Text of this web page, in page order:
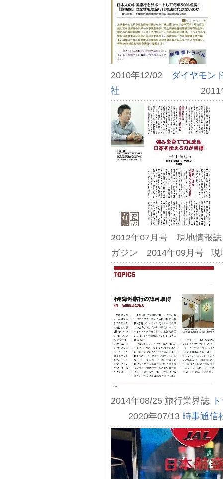
2010年12/02 ダイヤモン
社 2011年
2012年07月号 現地情報
ガジン 2014年09月号
2014年08/25 旅行業界誌
2020年07/13 時事通信